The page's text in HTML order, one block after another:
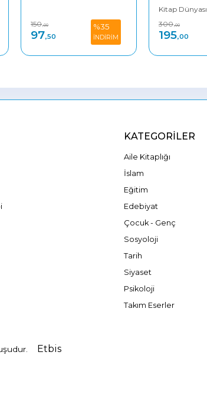
%35
İNDİRİM
150,00
97,50
Kitap Dünyası
300,00
195,00
KATEGORILER
Aile Kitaplığı
İslam
Eğitim
Edebiyat
Çocuk - Genç
Sosyoloji
Tarih
Siyaset
Psikoloji
Takım Eserler
Etbis